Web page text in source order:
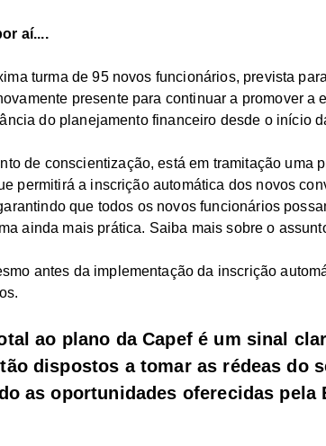
aí....
turma de 95 novos funcionários, prevista
presente para continuar a promover a
do planejamento financeiro desde o início
de conscientização, está em tramitação uma
permitirá a inscrição automática dos novos
que todos os novos funcionários
ainda mais prática. Saiba mais sobre o
antes da implementação da inscrição
ao plano da Capef é um sinal
dispostos a tomar as rédeas do
as oportunidades oferecidas pela